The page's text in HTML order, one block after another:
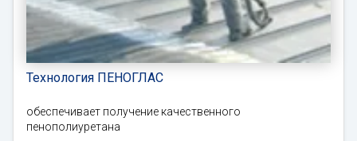
Технология ПЕНОГЛАС
обеспечивает получение качественного
пенополиуретана